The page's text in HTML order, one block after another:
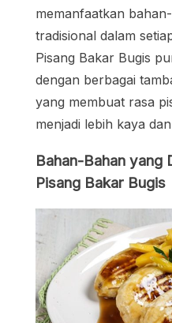
memanfaatkan
tradisional dalam
Pisang Bakar Bugis
dengan berbagai
yang membuat rasa
menjadi lebih kaya
Bahan-Bahan yang
Pisang Bakar Bugis